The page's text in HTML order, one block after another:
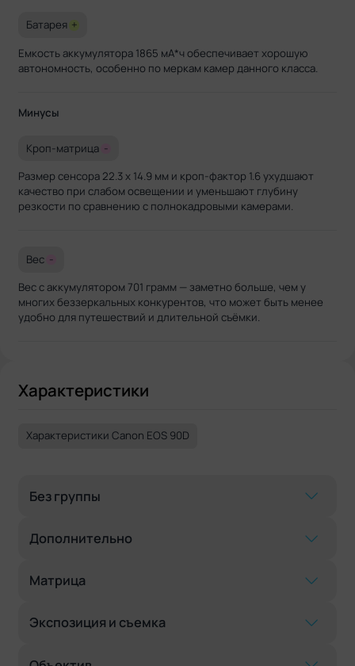
Батарея +
Емкость аккумулятора 1865 мА*ч обеспечивает хорошую
автономность, особенно по меркам камер данного класса.
Минусы
Кроп-матрица -
Размер сенсора 22.3 x 14.9 мм и кроп-фактор 1.6 ухудшают
качество при слабом освещении и уменьшают глубину
резкости по сравнению с полнокадровыми камерами.
Вес -
Вес с аккумулятором 701 грамм — заметно больше, чем у
многих беззеркальных конкурентов, что может быть менее
удобно для путешествий и длительной съёмки.
Характеристики
Характеристики Canon EOS 90D
Без группы
Дополнительно
Матрица
Экспозиция и съемка